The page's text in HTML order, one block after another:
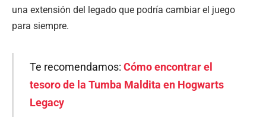
una extensión del legado que podría cambiar el juego
para siempre.
Te recomendamos: Cómo encontrar el
tesoro de la Tumba Maldita en Hogwarts
Legacy